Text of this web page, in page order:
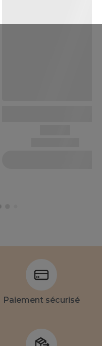
Paiement sécurisé